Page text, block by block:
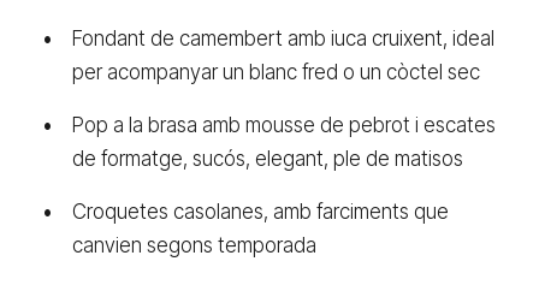
Fondant de camembert amb iuca cruixent, ideal
per acompanyar un blanc fred o un còctel sec
Pop a la brasa amb mousse de pebrot i escates
de formatge, sucós, elegant, ple de matisos
Croquetes casolanes, amb farciments que
canvien segons temporada